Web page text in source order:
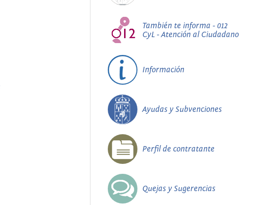
También te informa - 012
CyL - Atención al Ciudadano
Información
Ayudas y Subvenciones
Perfil de contratante
Quejas y Sugerencias